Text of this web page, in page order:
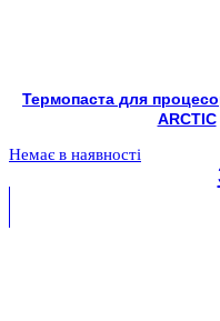
Термопаста для
ARCTIC
Немає в наявності